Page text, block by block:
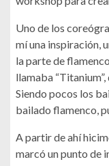
Uno de los
mí una inspiración,
la parte de
llamaba
Siendo pocos los
bailado flamenco,
A partir de ahí
marcó un punto de